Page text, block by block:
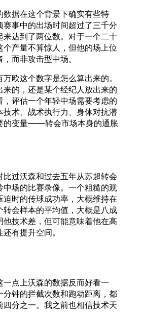
数据在这个背景下确实有些特
赛事中的出场时间超过了三千分
来达到了两位数。对于一个二十
个产量不算惊人，但他的场上位
而非攻击型中场。
欧这个数字是怎么算出来的。
来的，还是某个经纪人放出来的
，评估一个年轻中场需要考虑的
技术、战术执行力、身体对抗潜
的变量——转会市场本身的通胀
比过沃森和过去五年从苏超转会
中场的比赛录像。一个粗糙的观
迫时的传球成功率，大概维持在
转会样本的平均值，大概是八成
他技术差，但可能意味着他在高
有提升空间。
一点上沃森的数据反而好看一
分钟的拦截次数和跑动距离，都
四分之一。我之前也相信技术天